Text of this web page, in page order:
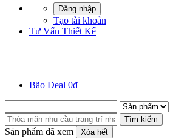
Đăng nhập
Tạo tài khoản
Tư Vấn Thiết Kế
Bão Deal 0đ
Tìm kiếm
Sản phẩm đã xem Xóa hết